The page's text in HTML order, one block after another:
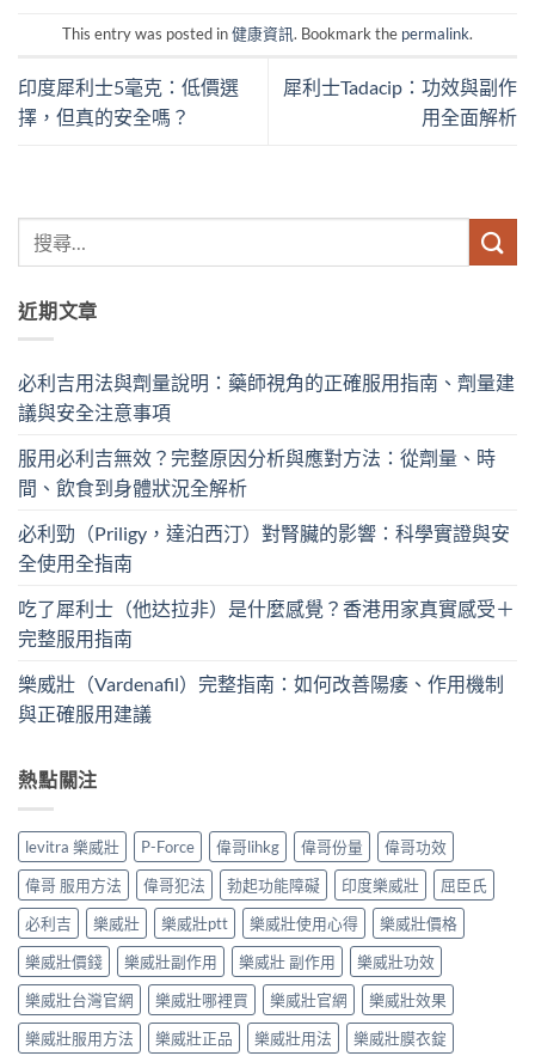
This entry was posted in健康資訊. Bookmark the permalink.
印度犀利士5毫克：低價選
擇，但真的安全嗎？
犀利士Tadacip：功效與副作
用全面解析
近期文章
必利吉用法與劑量說明：藥師視角的正確服用指南、劑量建
議與安全注意事項
服用必利吉無效？完整原因分析與應對方法：從劑量、時
間、飲食到身體狀況全解析
必利勁（Priligy，達泊西汀）對腎臟的影響：科學實證與安
全使用全指南
吃了犀利士（他达拉非）是什麼感覺？香港用家真實感受＋
完整服用指南
樂威壯（Vardenafil）完整指南：如何改善陽痿、作用機制
與正確服用建議
熱點關注
levitra 樂威壯 P-Force 偉哥lihkg 偉哥份量
偉哥功效
偉哥 服用方法
偉哥犯法 勃起功能障礙 印度樂威壯
屈臣氏
必利吉
樂威壯 樂威壯ptt 樂威壯使用心得
樂威壯價格
樂威壯價錢
樂威壯副作用 樂威壯 副作用
樂威壯功效
樂威壯台灣官網
樂威壯哪裡買 樂威壯官網
樂威壯效果
樂威壯服用方法
樂威壯正品 樂威壯用法 樂威壯膜衣錠